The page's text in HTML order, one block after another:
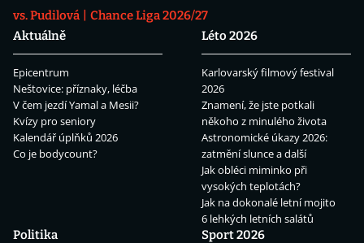
vs. Pudilová
Chance Liga 2026/27
Aktuálně
Epicentrum
Neštovice: příznaky, léčba
V čem jezdí Yamal a Mesii?
Kvízy pro seniory
Kalendář úplňků 2026
Co je bodycount?
Léto 2026
Karlovarský filmový festival
2026
Znamení, že jste potkali
někoho z minulého života
Astronomické úkazy 2026:
zatmění slunce a další
Jak obléci miminko při
vysokých teplotách?
Jak na dokonalé letní mojito
6 lehkých letních salátů
Politika
Sport 2026